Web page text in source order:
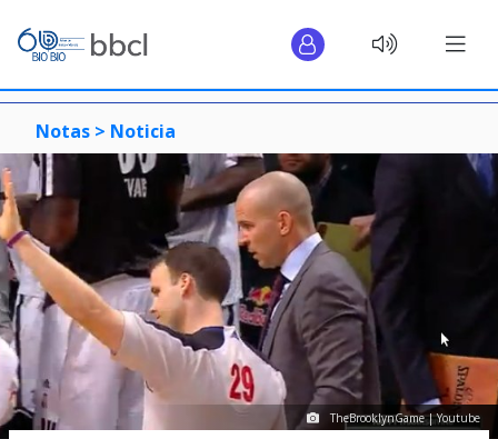
Notas > Noticia
TheBrooklynGame | Youtube